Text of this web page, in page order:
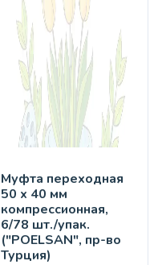
Муфта переходная
50 х 40 мм
компрессионная,
6/78 шт./упак.
("POELSAN", пр-во
Турция)